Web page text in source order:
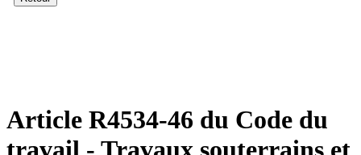
Article R4534-46 du Code du